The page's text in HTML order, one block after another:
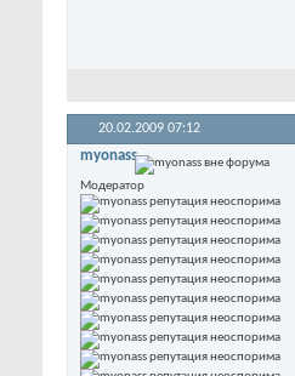
20.02.2009 07:12
myonass
Модератор